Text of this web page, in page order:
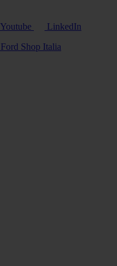
Youtube
LinkedIn
Ford Shop Italia